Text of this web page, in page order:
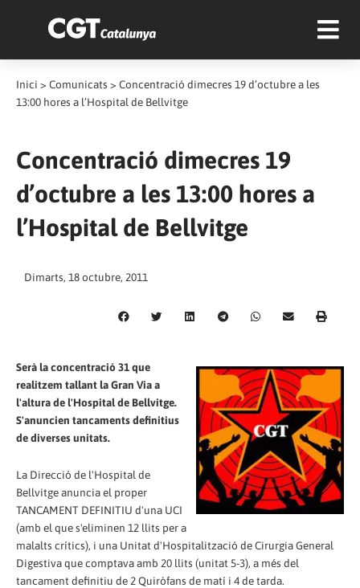
Inici > Comunicats > Concentració dimecres 19 d’octubre a les
13:00 hores a l’Hospital de Bellvitge
Concentració dimecres 19
d’octubre a les 13:00 hores a
l’Hospital de Bellvitge
Dimarts, 18 octubre, 2011
Serà la concentració 31 que
realitzem tallant la Gran Via a
l'altura de l'Hospital de Bellvitge.
S'anuncien tancaments definitius
de diverses unitats.
La Direcció de l'Hospital de
Bellvitge anuncia el proper
TANCAMENT DEFINITIU d'una UCI
(amb el que s'eliminen 12 llits per a
malalts crítics), i una Unitat d'Hospitalització de Cirurgia General
Digestiva que comptava amb 20 llits (unitat 5-3), a més del
tancament definitiu de 2 Quiròfans de matí i 4 de tarda.